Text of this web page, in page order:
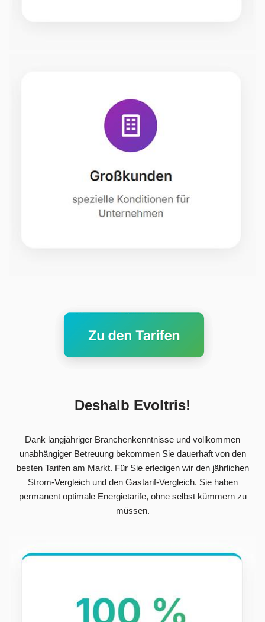
Deshalb Evoltris!
Dank langjähriger Branchenkenntnisse und vollkommen
unabhängiger Betreuung bekommen Sie dauerhaft von den
besten Tarifen am Markt. Für Sie erledigen wir den jährlichen
Strom-Vergleich und den Gastarif-Vergleich. Sie haben
permanent optimale Energietarife, ohne selbst kümmern zu
müssen.